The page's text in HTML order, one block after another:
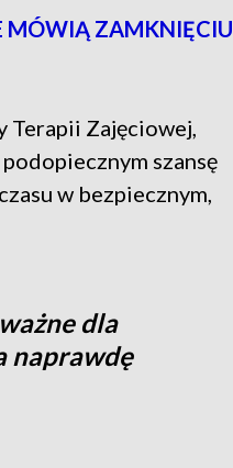
MÓWIĄ ZAMKNIĘCIU
Terapii Zajęciowej,
szansę
w bezpiecznym,
dla
naprawdę